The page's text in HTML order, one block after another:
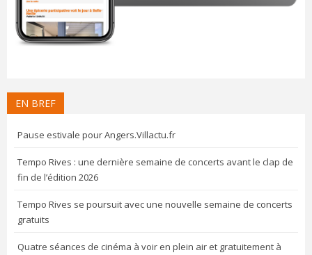
EN BREF
Pause estivale pour Angers.Villactu.fr
Tempo Rives : une dernière semaine de concerts avant le clap de
fin de l’édition 2026
Tempo Rives se poursuit avec une nouvelle semaine de concerts
gratuits
Quatre séances de cinéma à voir en plein air et gratuitement à